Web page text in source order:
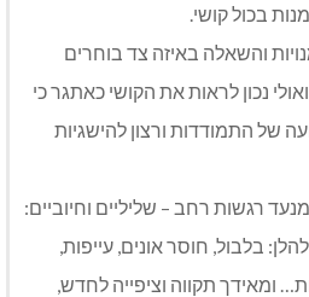
בכול קושי.
והשאלה באיזה צד בוחרים
נכון לראות את הקושי כאתגר כי
של התמודדות ורצון להישגיות
רגשות רחב – שליליים וחיוביים:
בלבול, חוסר אונים, עייפות,
ומאידך תקווה וציפייה לחדש,